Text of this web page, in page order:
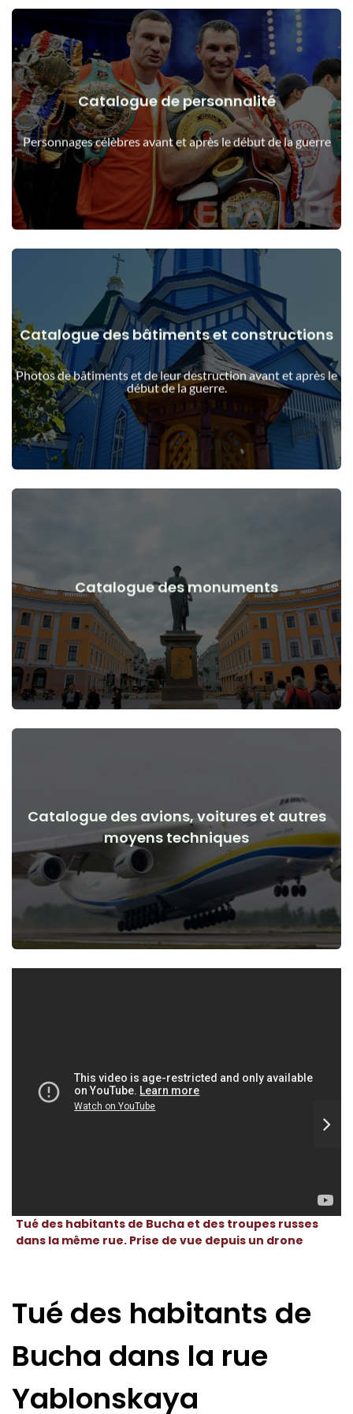
Catalogue de personnalité
Personnages célèbres avant et après le début de la guerre
Les gens avant et après le début de la guerre
Voir les détails
Catalogue des bâtiments et constructions
Photos de bâtiments et de leur destruction avant et après le
début de la guerre.
Bâtiments, structures, objets avant et après le début de la
guerre
Voir les détails
Catalogue des monuments
Monuments, œuvres d'art avant et après le début de la
guerre
Voir les détails
Catalogue des avions, voitures et autres
moyens techniques
Avions, voitures, moyens techniques avant et après le début
de la guerre
Voir les détails
Tué des habitants de Bucha et des troupes russes
dans la même rue. Prise de vue depuis un drone
Tué des habitants de
Bucha dans la rue
Yablonskaya